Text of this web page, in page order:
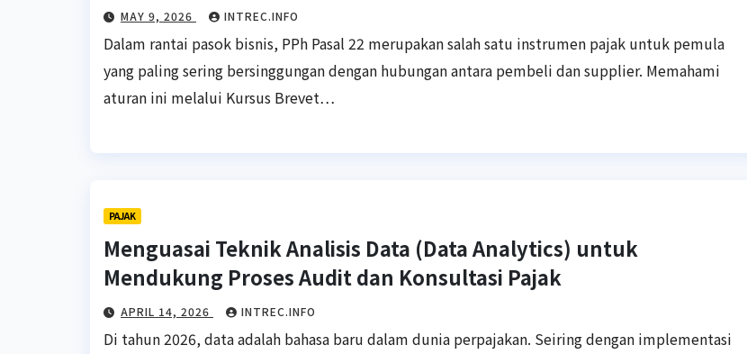
MAY 9, 2026 INTREC.INFO
Dalam rantai pasok bisnis, PPh Pasal 22 merupakan salah satu instrumen pajak untuk pemula
yang paling sering bersinggungan dengan hubungan antara pembeli dan supplier. Memahami
aturan ini melalui Kursus Brevet…
PAJAK
Menguasai Teknik Analisis Data (Data Analytics) untuk
Mendukung Proses Audit dan Konsultasi Pajak
APRIL 14, 2026 INTREC.INFO
Di tahun 2026, data adalah bahasa baru dalam dunia perpajakan. Seiring dengan implementasi